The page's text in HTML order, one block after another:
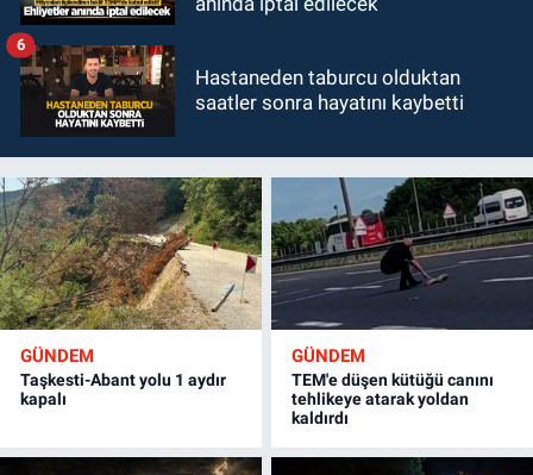
Hastaneden taburcu olduktan
saatler sonra hayatını kaybetti
6
GÜNDEM
Taşkesti-Abant yolu 1 aydır
kapalı
GÜNDEM
TEM'e düşen kütüğü canını
tehlikeye atarak yoldan
kaldırdı